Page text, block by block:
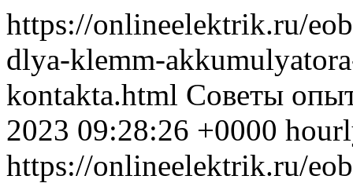
https://onlineelektrik.ru/
dlya-klemm-
kontakta.html Советы
2023 09:28:26 +0000
https://onlineelektrik.ru/